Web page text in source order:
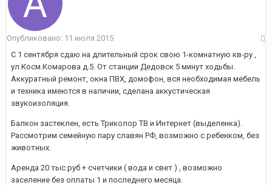
Опубликовано: 11 июля 2015
С 1 сентября сдаю на длительный срок свою 1-комнатную кв-ру ,
ул.Косм.Комарова д.5. От станции Дедовск 5 минут ходьбы.
Аккуратный ремонт, окна ПВХ, домофон, вся необходимая мебель
и техника имеются в наличии, сделана аккустическая
звукоизоляция.
Балкон застеклен, есть Триколор ТВ и Интернет (выделенка).
Рассмотрим семейную пару славян РФ, возможно с ребенком, без
животных.
Аренда 20 тыс.руб + счетчики ( вода и свет ) , возможно
заселение без оплаты 1 и последнего месяца.